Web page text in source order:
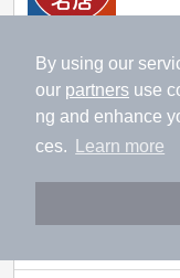
By using our
our partners use
ng and enhance
ces.
Learn more
岩盤浴
日本全
検索！
温泉に